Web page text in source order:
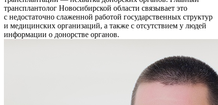
трансплантолог Новосибирской области связывает это
с недостаточно слаженной работой государственных структур
и медицинских организаций, а также с отсутствием у людей
информации о донорстве органов.